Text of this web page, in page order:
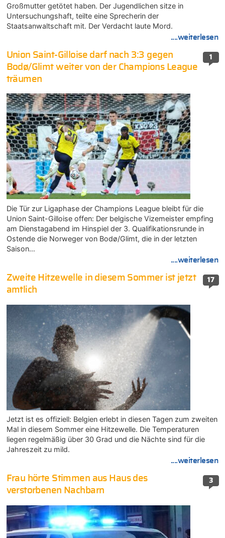
Großmutter getötet haben. Der Jugendlichen sitze in
Untersuchungshaft, teilte eine Sprecherin der
Staatsanwaltschaft mit. Der Verdacht laute Mord.
....weiterlesen
1
Union Saint-Gilloise darf nach 3:3 gegen
Bodø/Glimt weiter von der Champions League
träumen
Die Tür zur Ligaphase der Champions League bleibt für die
Union Saint-Gilloise offen: Der belgische Vizemeister empfing
am Dienstagabend im Hinspiel der 3. Qualifikationsrunde in
Ostende die Norweger von Bodø/Glimt, die in der letzten
Saison…
....weiterlesen
17
Zweite Hitzewelle in diesem Sommer ist jetzt
amtlich
Jetzt ist es offiziell: Belgien erlebt in diesen Tagen zum zweiten
Mal in diesem Sommer eine Hitzewelle. Die Temperaturen
liegen regelmäßig über 30 Grad und die Nächte sind für die
Jahreszeit zu mild.
....weiterlesen
3
Frau hörte Stimmen aus Haus des
verstorbenen Nachbarn